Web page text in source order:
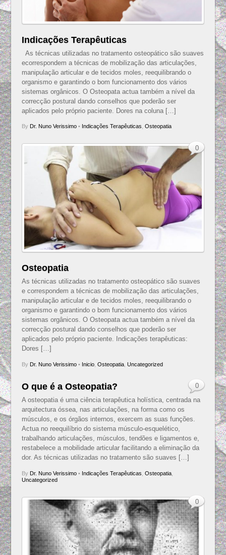
Indicações Terapêuticas
As técnicas utilizadas no tratamento osteopático são suaves
ecorrespondem a técnicas de mobilização das articulações,
manipulação articular e de tecidos moles, reequilibrando o
organismo e garantindo o bom funcionamento dos vários
sistemas orgânicos. O Osteopata actua também a nível da
correcção postural dando conselhos que poderão ser
aplicados pelo próprio paciente. Dores na coluna […]
By Dr. Nuno Verissimo• Indicações Terapêuticas, Osteopatia
Osteopatia
As técnicas utilizadas no tratamento osteopático são suaves
e correspondem a técnicas de mobilização das articulações,
manipulação articular e de tecidos moles, reequilibrando o
organismo e garantindo o bom funcionamento dos vários
sistemas orgânicos. O Osteopata actua também a nível da
correcção postural dando conselhos que poderão ser
aplicados pelo próprio paciente. Indicações terapêuticas:
Dores […]
By Dr. Nuno Verissimo• Inicio, Osteopatia, Uncategorized
0
O que é a Osteopatia?
A osteopatia é uma ciência terapêutica holística, centrada na
arquitectura óssea, nas articulações, na forma como os
músculos, e os órgãos internos, exercem as suas funções.
Actua no reequilíbrio do sistema músculo-esquelético,
trabalhando articulações, músculos, tendões e ligamentos e,
restabelece a mobilidade articular facilitando a eliminação da
dor. As técnicas utilizadas no tratamento são suaves […]
By Dr. Nuno Verissimo• Indicações Terapêuticas Osteopatia,
Uncategorized
0
0